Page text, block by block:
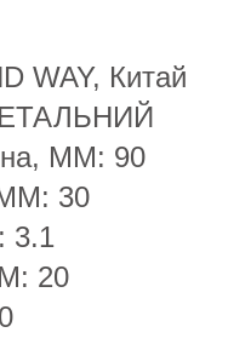
WAY, Китай
ММ: 90
30
3.1
20